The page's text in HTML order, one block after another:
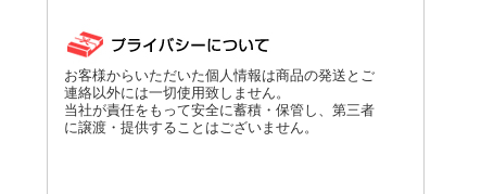
お客様からいただいた個人情報は商品の発送とご
連絡以外には一切使用致しません。
当社が責任をもって安全に蓄積・保管し、第三者
に譲渡・提供することはございません。